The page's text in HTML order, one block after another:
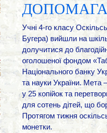
Учні 4-го класу
Бугера) вийшли на
долучитися до
оголошеної фондом
Національного банку
та науки України. Мета
у 25 копійок та
для сотень дітей, що
Протягом тижня
монетки.